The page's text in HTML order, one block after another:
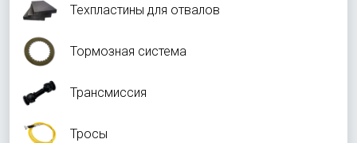
Техпластины для отвалов
Тормозная система
Трансмиссия
Тросы